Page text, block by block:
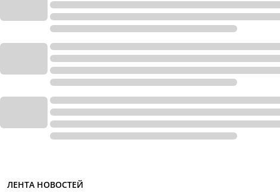
ЛЕНТА НОВОСТЕЙ